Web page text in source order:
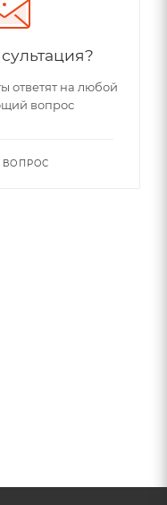
ответят на любой
вопрос
ВОПРОС